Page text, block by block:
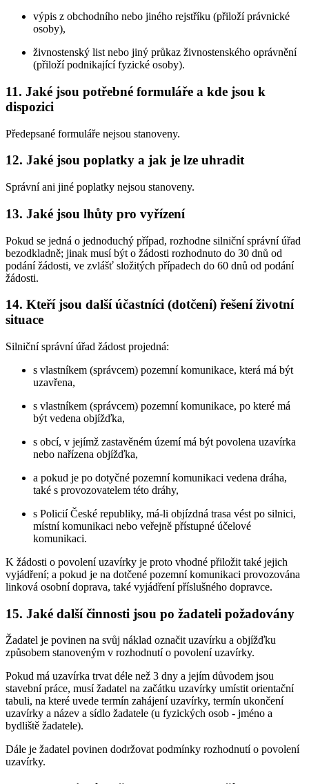
výpis z obchodního nebo jiného rejstříku (přiloží právnické
osoby),
živnostenský list nebo jiný průkaz živnostenského oprávnění
(přiloží podnikající fyzické osoby).
11. Jaké jsou potřebné formuláře a kde jsou k
dispozici
Předepsané formuláře nejsou stanoveny.
12. Jaké jsou poplatky a jak je lze uhradit
Správní ani jiné poplatky nejsou stanoveny.
13. Jaké jsou lhůty pro vyřízení
Pokud se jedná o jednoduchý případ, rozhodne silniční správní úřad
bezodkladně; jinak musí být o žádosti rozhodnuto do 30 dnů od
podání žádosti, ve zvlášť složitých případech do 60 dnů od podání
žádosti.
14. Kteří jsou další účastníci (dotčení) řešení životní
situace
Silniční správní úřad žádost projedná:
s vlastníkem (správcem) pozemní komunikace, která má být
uzavřena,
s vlastníkem (správcem) pozemní komunikace, po které má
být vedena objížďka,
s obcí, v jejímž zastavěném území má být povolena uzavírka
nebo nařízena objížďka,
a pokud je po dotyčné pozemní komunikaci vedena dráha,
také s provozovatelem této dráhy,
s Policií České republiky, má-li objízdná trasa vést po silnici,
místní komunikaci nebo veřejně přístupné účelové
komunikaci.
K žádosti o povolení uzavírky je proto vhodné přiložit také jejich
vyjádření; a pokud je na dotčené pozemní komunikaci provozována
linková osobní doprava, také vyjádření příslušného dopravce.
15. Jaké další činnosti jsou po žadateli požadovány
Žadatel je povinen na svůj náklad označit uzavírku a objížďku
způsobem stanoveným v rozhodnutí o povolení uzavírky.
Pokud má uzavírka trvat déle než 3 dny a jejím důvodem jsou
stavební práce, musí žadatel na začátku uzavírky umístit orientační
tabuli, na které uvede termín zahájení uzavírky, termín ukončení
uzavírky a název a sídlo žadatele (u fyzických osob - jméno a
bydliště žadatele).
Dále je žadatel povinen dodržovat podmínky rozhodnutí o povolení
uzavírky.